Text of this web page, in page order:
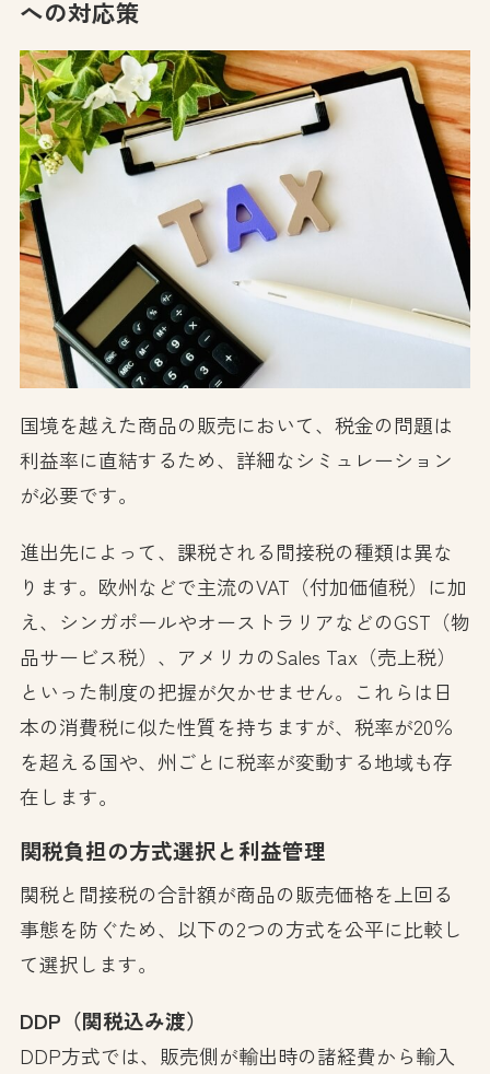
への対応策
国境を越えた商品の販売において、税金の問題は
利益率に直結するため、詳細なシミュレーション
が必要です。
進出先によって、課税される間接税の種類は異な
ります。欧州などで主流のVAT（付加価値税）に加
え、シンガポールやオーストラリアなどのGST（物
品サービス税）、アメリカのSales Tax（売上税）
といった制度の把握が欠かせません。これらは日
本の消費税に似た性質を持ちますが、税率が20％
を超える国や、州ごとに税率が変動する地域も存
在します。
関税負担の方式選択と利益管理
関税と間接税の合計額が商品の販売価格を上回る
事態を防ぐため、以下の2つの方式を公平に比較し
て選択します。
DDP（関税込み渡）
DDP方式では、販売側が輸出時の諸経費から輸入